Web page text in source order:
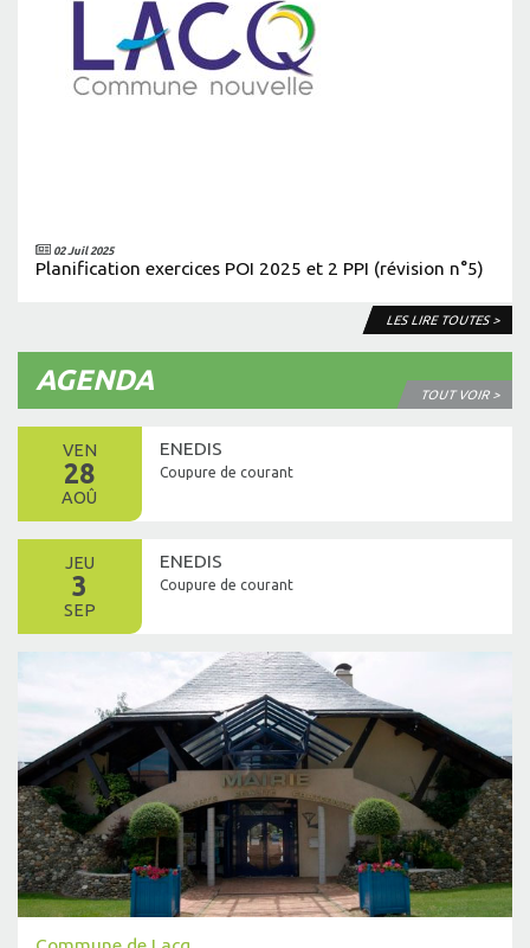
02 Juil 2025
Planification exercices POI 2025 et 2 PPI (révision n°5)
LES LIRE TOUTES >
AGENDA TOUT VOIR >
VEN
28
AOÛ
ENEDIS
Coupure de courant
JEU
3
SEP
ENEDIS
Coupure de courant